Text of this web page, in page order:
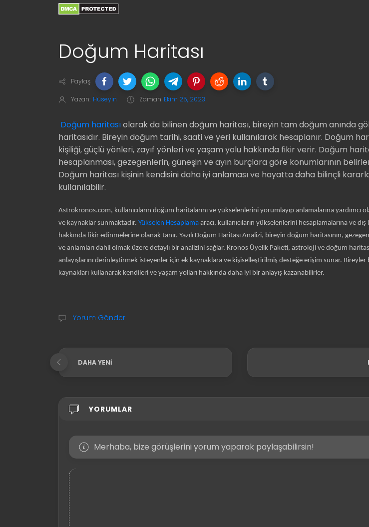
Doğum Haritası
Paylaş
Yazan: Hüseyin Zaman Ekim 25, 2023
Doğum haritasıolarak da bilinen doğum haritası, bireyin tam doğum anında
haritasıdır. Bireyin doğum tarihi, saati ve yeri kullanılarak hesaplanır. Doğum
kişiliği, güçlü yönleri, zayıf yönleri ve yaşam yolu hakkında fikir verir. Doğum
hesaplanması, gezegenlerin, güneşin ve ayın burçlara göre konumlarının
Doğum haritası kişinin kendisini daha iyi anlaması ve hayatta daha bilinçli
kullanılabilir.
Astrokronos.com, kullanıcıların doğum haritalarını ve yükselenlerini yorumlayıp anlamalarına yardımcı
ve kaynaklar sunmaktadır. Yükselen Hesaplama aracı, kullanıcıların yükselenlerini hesaplamalarına ve
hakkında fikir edinmelerine olanak tanır. Yazılı Doğum Haritası Analizi, bireyin doğum haritasının,
ve anlamları dahil olmak üzere detaylı bir analizini sağlar. Kronos Üyelik Paketi, astroloji ve doğum
anlayışlarını derinleştirmek isteyenler için ek kaynaklara ve kişiselleştirilmiş desteğe erişim sunar. Bireyler
kaynakları kullanarak kendileri ve yaşam yolları hakkında daha iyi bir anlayış kazanabilirler.
Yorum Gönder
DAHA YENI
YORUMLAR
Merhaba, bize görüşlerini yorum yaparak paylaşabilirsin!